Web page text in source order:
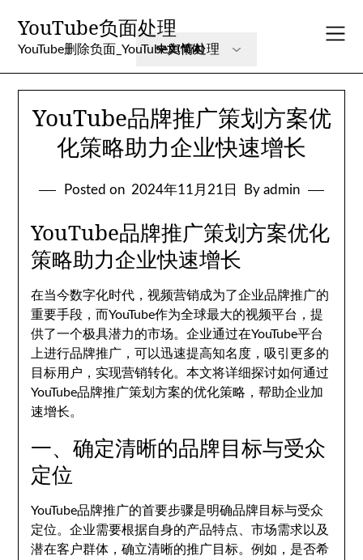
content
YouTube负面处理
YouTube删除负面_YouTube舆情处理
YouTube品牌推广策划方案优
化策略助力企业快速增长
Posted on 2024年11月21日 By admin
YouTube品牌推广策划方案优化
策略助力企业快速增长
在当今数字化时代，视频营销成为了企业品牌推广的
重要手段，而YouTube作为全球最大的视频平台，提
供了一个极具潜力的市场。企业通过在YouTube平台
上进行品牌推广，可以迅速提高知名度，吸引更多的
目标用户，实现营销转化。本文将详细探讨如何通过
YouTube品牌推广策划方案的优化策略，帮助企业加
速增长。
一、确定清晰的品牌目标与受众
定位
YouTube品牌推广的首要步骤是明确品牌目标与受众
定位。企业需要根据自身的产品特点、市场需求以及
潜在客户群体，确立清晰的推广目标。例如，是否希